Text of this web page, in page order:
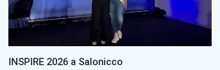
INSPIRE 2026 a Salonicco